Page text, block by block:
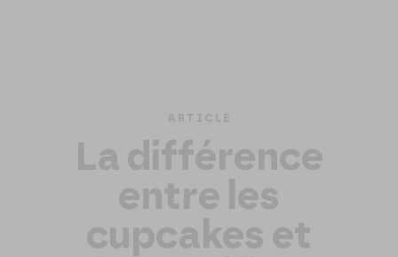
ARTICLE
La différence
entre les
cupcakes et